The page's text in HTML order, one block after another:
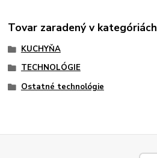
Tovar zaradený v kategóriách
KUCHYŇA
TECHNOLÓGIE
Ostatné technológie